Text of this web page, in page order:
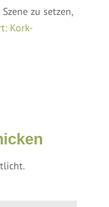
zu setzen,
Kork-